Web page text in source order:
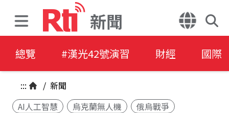
新聞
總覽 #漢光42號演習 財經 國際
::: / 新聞
AI人工智慧
烏克蘭無人機 俄烏戰爭